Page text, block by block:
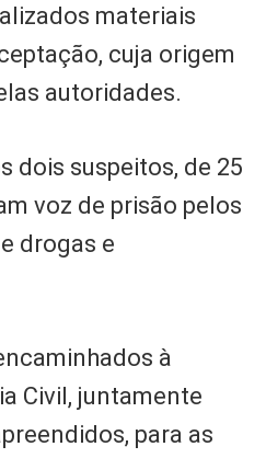
materiais
cuja origem
autoridades.
dois suspeitos, de 25
voz de prisão pelos
drogas e
à
Civil, juntamente
para as